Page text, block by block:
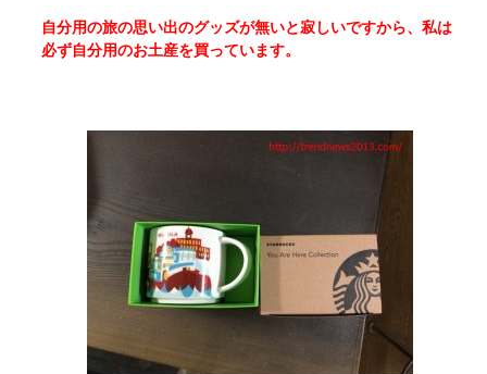
自分用の旅の思い出のグッズが無いと寂しいですから、私は
必ず自分用のお土産を買っています。